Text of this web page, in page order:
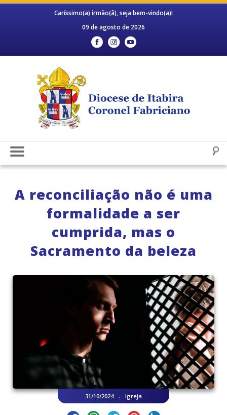
Caríssimo(a) irmão(ã), seja bem-vindo(a)!
09 de agosto de 2026
A reconciliação não é uma
formalidade a ser
cumprida, mas o
Sacramento da beleza
31/10/2024 . Igreja